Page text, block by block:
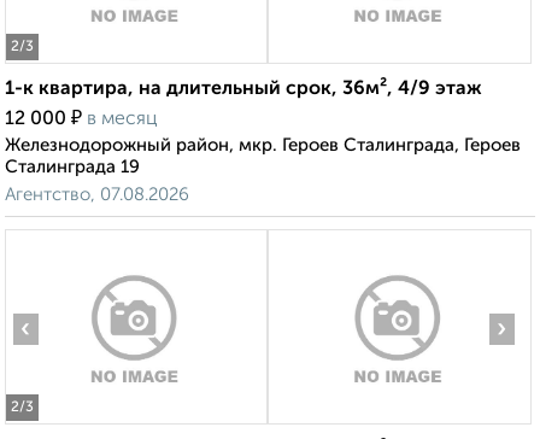
2/3
1-к квартира, на длительный срок, 36м², 4/9 этаж
12 000 ₽ в месяц
Железнодорожный район, мкр. Героев Сталинграда, Героев
Сталинграда 19
Агентство, 07.08.2026
2/3
‹ ›